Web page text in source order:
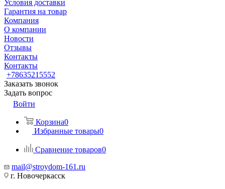
Условия доставки
Гарантия на товар
Компания
О компании
Новости
Отзывы
Контакты
Контакты
+78635215552
Заказать звонок
Задать вопрос
Войти
Корзина0
Избранные товары0
Сравнение товаров0
mail@stroydom-161.ru
г. Новочеркасск